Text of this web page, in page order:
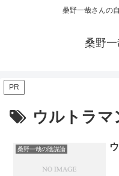
桑野一哉さんの
桑野
PR
ウルトラマ
桑野一哉の陰謀論